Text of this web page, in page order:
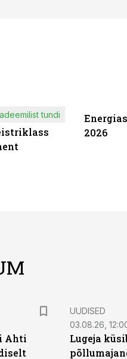
tundi
2026
Ahti
UUDISED
03.08.26,
Lugeja